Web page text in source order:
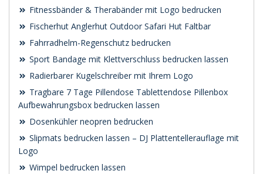
Fitnessbänder & Therabänder mit Logo bedrucken
Fischerhut Anglerhut Outdoor Safari Hut Faltbar
Fahrradhelm-Regenschutz bedrucken
Sport Bandage mit Klettverschluss bedrucken lassen
Radierbarer Kugelschreiber mit Ihrem Logo
Tragbare 7 Tage Pillendose Tablettendose Pillenbox
Aufbewahrungsbox bedrucken lassen
Dosenkühler neopren bedrucken
Slipmats bedrucken lassen – DJ Plattentellerauflage mit
Logo
Wimpel bedrucken lassen